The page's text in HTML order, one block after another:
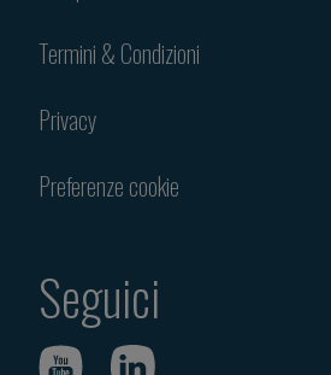
Termini & Condizioni
Privacy
Preferenze cookie
Seguici